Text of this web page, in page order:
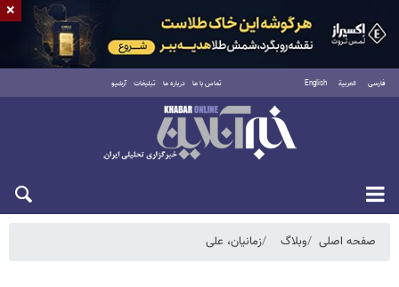
فارسی العربية English تماس با ما درباره ما تبلیغات آرشیو
شنبه ۱۷ مرداد ۱۴۰۵
صفحه اصلی وبلاگ زمانیان، علی
×